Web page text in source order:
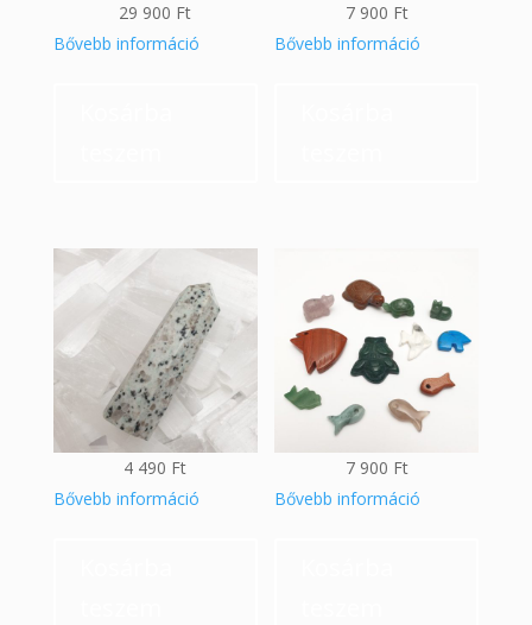
29 900 Ft
Bővebb információ
7 900 Ft
Bővebb információ
4 490 Ft
Bővebb információ
7 900 Ft
Bővebb információ